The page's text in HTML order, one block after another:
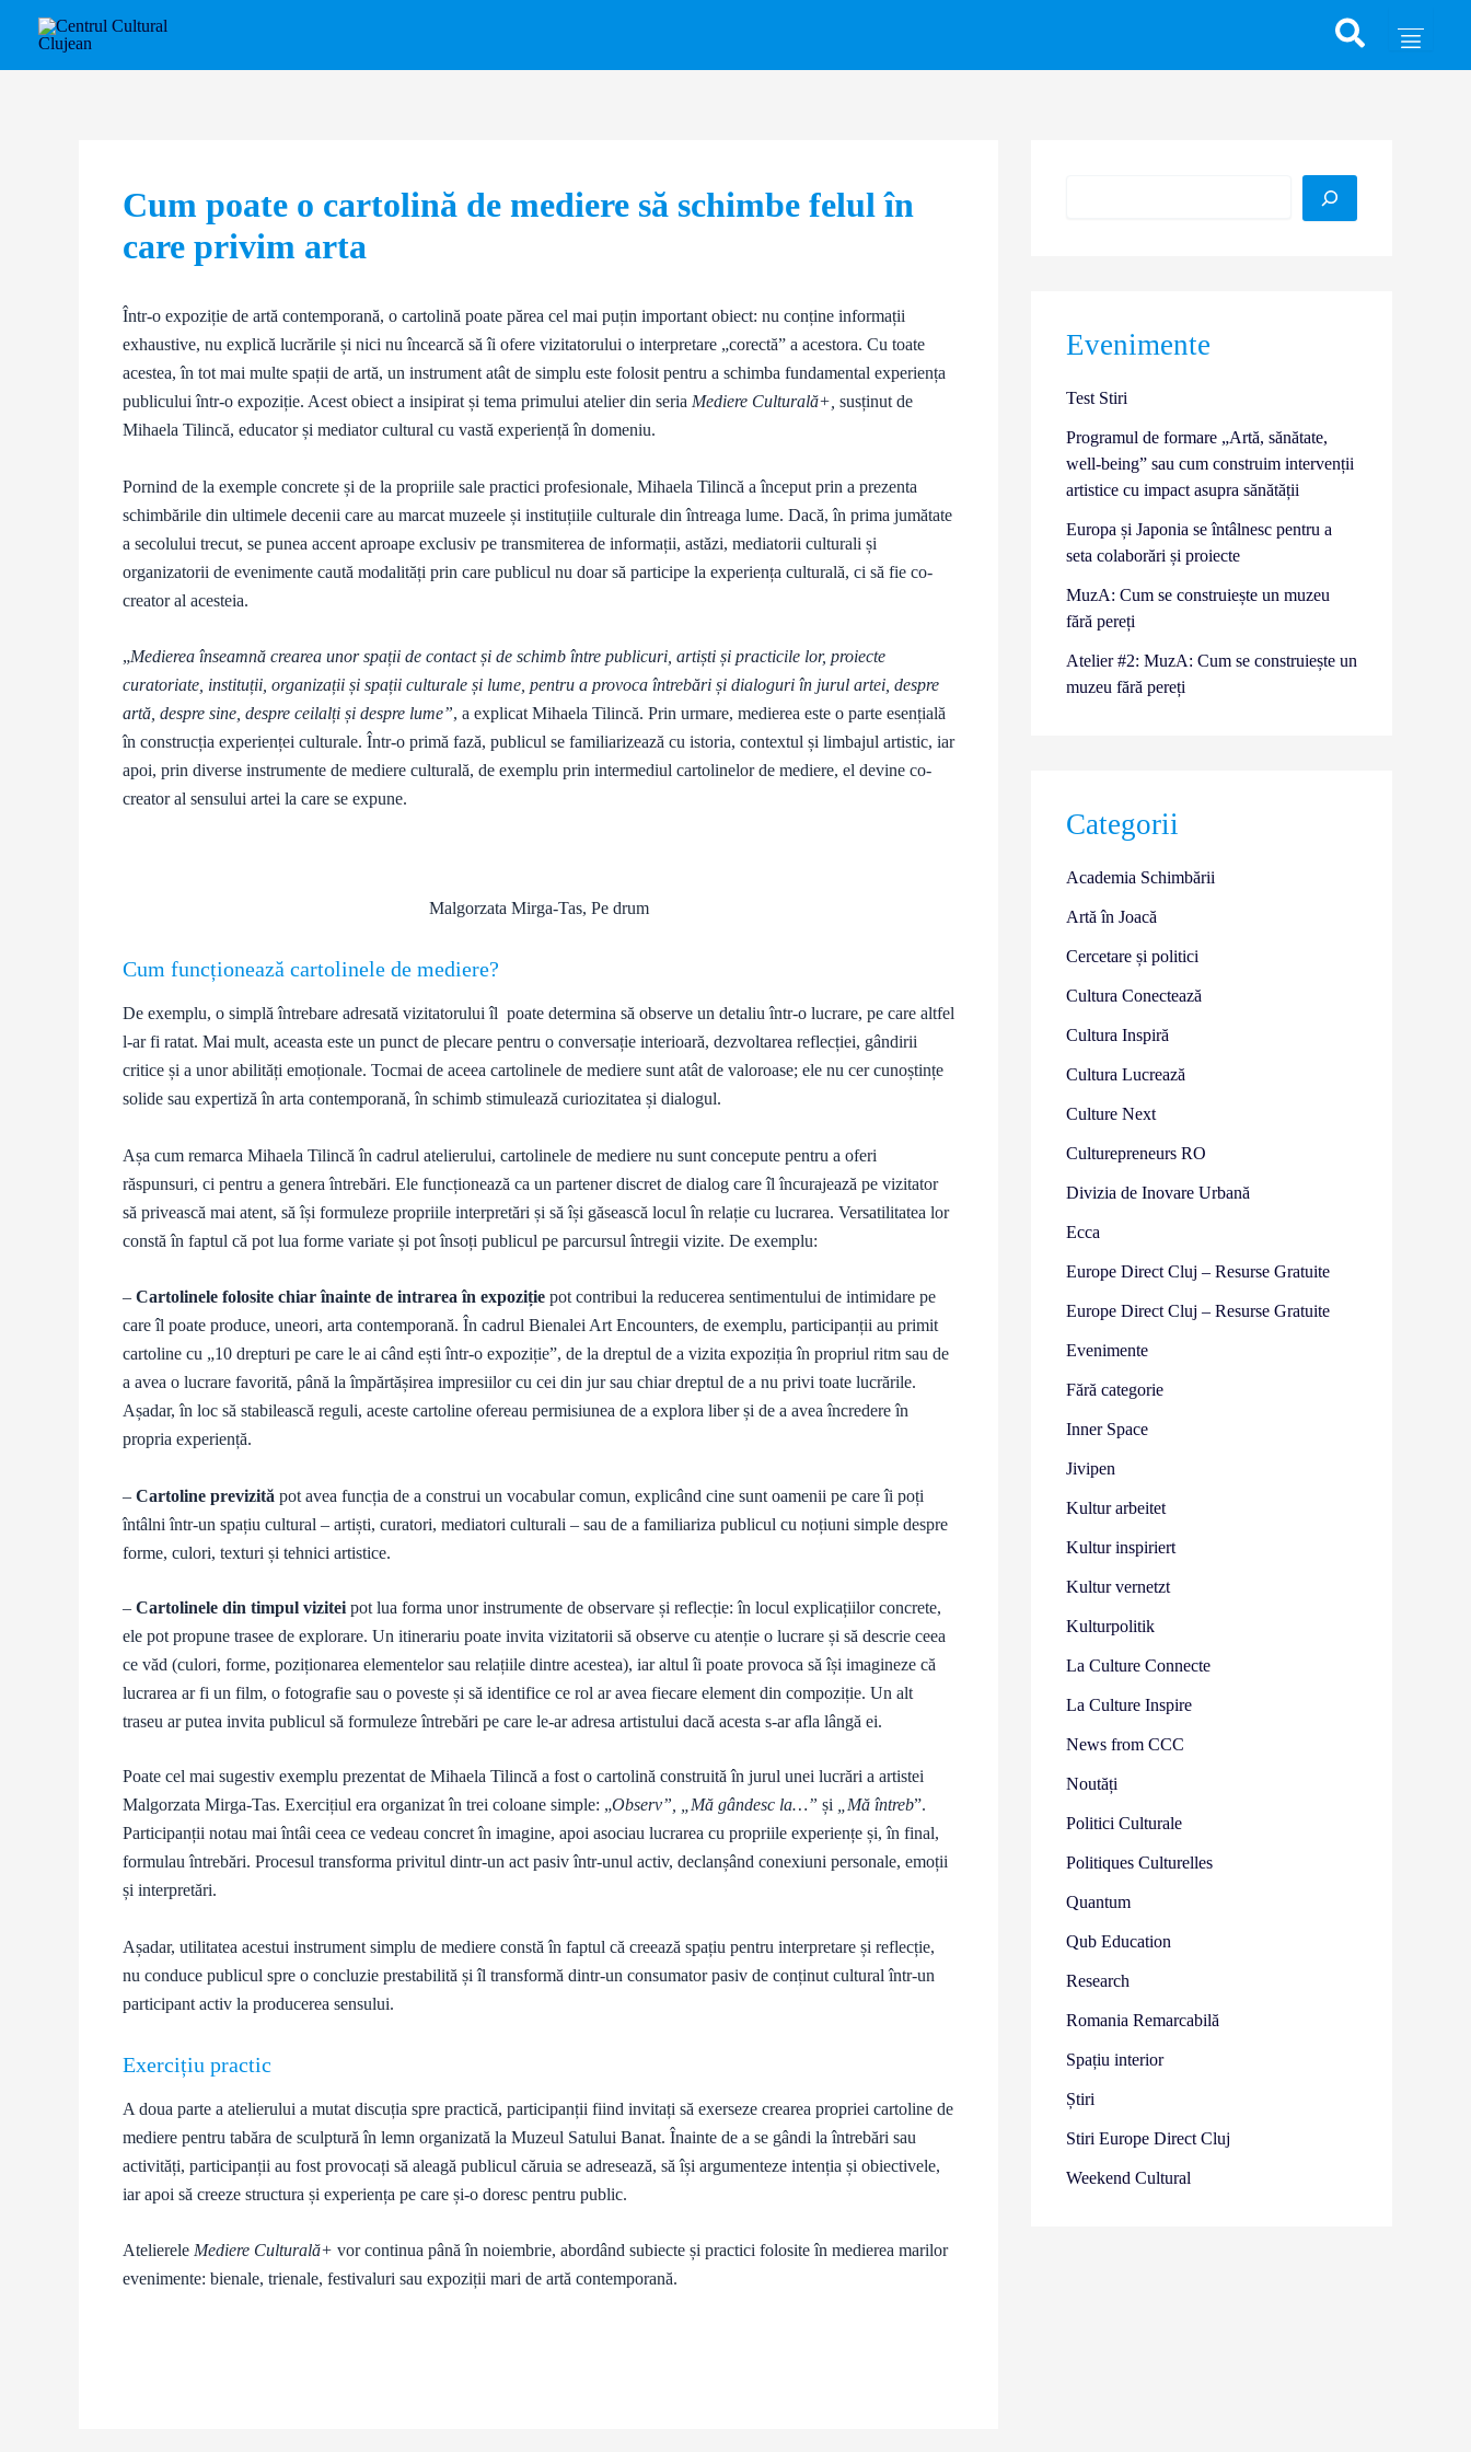
content
Cum poate o cartolină de mediere să schimbe felul în
care privim arta
Într-o expoziție de artă contemporană, o cartolină poate părea cel mai puțin important obiect: nu conține informații
exhaustive, nu explică lucrările și nici nu încearcă să îi ofere vizitatorului o interpretare „corectă” a acestora. Cu toate
acestea, în tot mai multe spații de artă, un instrument atât de simplu este folosit pentru a schimba fundamental experiența
publicului într-o expoziție. Acest obiect a insipirat și tema primului atelier din seria Mediere Culturală+, susținut de
Mihaela Tilincă, educator și mediator cultural cu vastă experiență în domeniu.
Pornind de la exemple concrete și de la propriile sale practici profesionale, Mihaela Tilincă a început prin a prezenta
schimbările din ultimele decenii care au marcat muzeele și instituțiile culturale din întreaga lume. Dacă, în prima jumătate
a secolului trecut, se punea accent aproape exclusiv pe transmiterea de informații, astăzi, mediatorii culturali și
organizatorii de evenimente caută modalități prin care publicul nu doar să participe la experiența culturală, ci să fie co-
creator al acesteia.
„Medierea înseamnă crearea unor spații de contact și de schimb între publicuri, artiști și practicile lor, proiecte
curatoriate, instituții, organizații și spații culturale și lume, pentru a provoca întrebări și dialoguri în jurul artei, despre
artă, despre sine, despre ceilalți și despre lume”, a explicat Mihaela Tilincă. Prin urmare, medierea este o parte esențială
în construcția experienței culturale. Într-o primă fază, publicul se familiarizează cu istoria, contextul și limbajul artistic, iar
apoi, prin diverse instrumente de mediere culturală, de exemplu prin intermediul cartolinelor de mediere, el devine co-
creator al sensului artei la care se expune.
Malgorzata Mirga-Tas, Pe drum
Cum funcționează cartolinele de mediere?
De exemplu, o simplă întrebare adresată vizitatorului îl poate determina să observe un detaliu într-o lucrare, pe care altfel
l-ar fi ratat. Mai mult, aceasta este un punct de plecare pentru o conversație interioară, dezvoltarea reflecției, gândirii
critice și a unor abilități emoționale. Tocmai de aceea cartolinele de mediere sunt atât de valoroase; ele nu cer cunoștințe
solide sau expertiză în arta contemporană, în schimb stimulează curiozitatea și dialogul.
Așa cum remarca Mihaela Tilincă în cadrul atelierului, cartolinele de mediere nu sunt concepute pentru a oferi
răspunsuri, ci pentru a genera întrebări. Ele funcționează ca un partener discret de dialog care îl încurajează pe vizitator
să privească mai atent, să își formuleze propriile interpretări și să își găsească locul în relație cu lucrarea. Versatilitatea lor
constă în faptul că pot lua forme variate și pot însoți publicul pe parcursul întregii vizite. De exemplu:
– Cartolinele folosite chiar înainte de intrarea în expoziție pot contribui la reducerea sentimentului de intimidare pe
care îl poate produce, uneori, arta contemporană. În cadrul Bienalei Art Encounters, de exemplu, participanții au primit
cartoline cu „10 drepturi pe care le ai când ești într-o expoziție”, de la dreptul de a vizita expoziția în propriul ritm sau de
a avea o lucrare favorită, până la împărtășirea impresiilor cu cei din jur sau chiar dreptul de a nu privi toate lucrările.
Așadar, în loc să stabilească reguli, aceste cartoline ofereau permisiunea de a explora liber și de a avea încredere în
propria experiență.
– Cartoline previzită pot avea funcția de a construi un vocabular comun, explicând cine sunt oamenii pe care îi poți
întâlni într-un spațiu cultural – artiști, curatori, mediatori culturali – sau de a familiariza publicul cu noțiuni simple despre
forme, culori, texturi și tehnici artistice.
– Cartolinele din timpul vizitei pot lua forma unor instrumente de observare și reflecție: în locul explicațiilor concrete,
ele pot propune trasee de explorare. Un itinerariu poate invita vizitatorii să observe cu atenție o lucrare și să descrie ceea
ce văd (culori, forme, poziționarea elementelor sau relațiile dintre acestea), iar altul îi poate provoca să își imagineze că
lucrarea ar fi un film, o fotografie sau o poveste și să identifice ce rol ar avea fiecare element din compoziție. Un alt
traseu ar putea invita publicul să formuleze întrebări pe care le-ar adresa artistului dacă acesta s-ar afla lângă ei.
Poate cel mai sugestiv exemplu prezentat de Mihaela Tilincă a fost o cartolină construită în jurul unei lucrări a artistei
Malgorzata Mirga-Tas. Exercițiul era organizat în trei coloane simple: „Observ”, „Mă gândesc la…” și „Mă întreb”.
Participanții notau mai întâi ceea ce vedeau concret în imagine, apoi asociau lucrarea cu propriile experiențe și, în final,
formulau întrebări. Procesul transforma privitul dintr-un act pasiv într-unul activ, declanșând conexiuni personale, emoții
și interpretări.
Așadar, utilitatea acestui instrument simplu de mediere constă în faptul că creează spațiu pentru interpretare și reflecție,
nu conduce publicul spre o concluzie prestabilită și îl transformă dintr-un consumator pasiv de conținut cultural într-un
participant activ la producerea sensului.
Exercițiu practic
A doua parte a atelierului a mutat discuția spre practică, participanții fiind invitați să exerseze crearea propriei cartoline de
mediere pentru tabăra de sculptură în lemn organizată la Muzeul Satului Banat. Înainte de a se gândi la întrebări sau
activități, participanții au fost provocați să aleagă publicul căruia se adresează, să își argumenteze intenția și obiectivele,
iar apoi să creeze structura și experiența pe care și-o doresc pentru public.
Atelierele Mediere Culturală+ vor continua până în noiembrie, abordând subiecte și practici folosite în medierea marilor
evenimente: bienale, trienale, festivaluri sau expoziții mari de artă contemporană.
navigation
Evenimente
Test Stiri
Programul de formare „Artă, sănătate,
well-being” sau cum construim intervenții
artistice cu impact asupra sănătății
Europa și Japonia se întâlnesc pentru a
seta colaborări și proiecte
MuzA: Cum se construiește un muzeu
fără pereți
Atelier #2: MuzA: Cum se construiește un
muzeu fără pereți
Categorii
Academia Schimbării
Artă în Joacă
Cercetare și politici
Cultura Conectează
Cultura Inspiră
Cultura Lucrează
Culture Next
Culturepreneurs RO
Divizia de Inovare Urbană
Ecca
Europe Direct Cluj – Resurse Gratuite
Europe Direct Cluj – Resurse Gratuite
Evenimente
Fără categorie
Inner Space
Jivipen
Kultur arbeitet
Kultur inspiriert
Kultur vernetzt
Kulturpolitik
La Culture Connecte
La Culture Inspire
News from CCC
Noutăți
Politici Culturale
Politiques Culturelles
Quantum
Qub Education
Research
Romania Remarcabilă
Spațiu interior
Știri
Stiri Europe Direct Cluj
Weekend Cultural